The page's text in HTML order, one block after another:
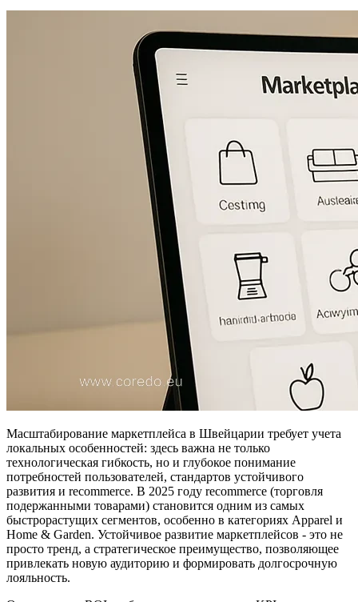
Масштабирование маркетплейса в Швейцарии требует учета
локальных особенностей: здесь важна не только
технологическая гибкость, но и глубокое понимание
потребностей пользователей, стандартов устойчивого
развития и recommerce. В 2025 году recommerce (торговля
подержанными товарами) становится одним из самых
быстрорастущих сегментов, особенно в категориях Apparel и
Home & Garden. Устойчивое развитие маркетплейсов - это не
просто тренд, а стратегическое преимущество, позволяющее
привлекать новую аудиторию и формировать долгосрочную
лояльность.